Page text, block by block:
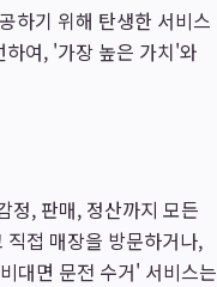
하기 위해 탄생한 서비스
여, '가장 높은 가치'와
정, 판매, 정산까지 모든
접 매장을 방문하거나,
대면 문전 수거' 서비스는